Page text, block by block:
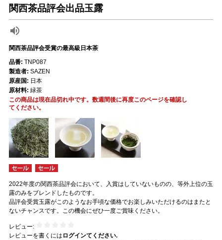
関西茶品評会出品玉露
関西茶品評会受賞の最高級日本茶
2022年度の関西茶品評会において、入賞はしていないものの、等外上位の玉
露のみをブレンドしたものです。
品評会受賞玉露がこのようなお手頃な価格でお楽しみいただけるのはまたと
ないチャンスです。この機会にぜひ一度ご賞味ください。
レビュー:
レビューを書くには ログインてください.
品番: TNP087
製造者: SAZEN
原産国: 日本
原材料: 緑茶
この商品は現在品切れ中です。数週間後に再度このページを確認し
てください。